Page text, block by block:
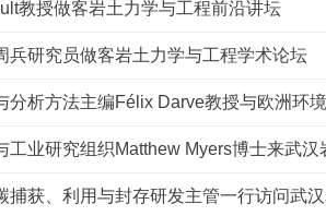
教授做客岩土力学与工程前沿讲坛
兵研究员做客岩土力学与工程学术论坛
分析方法主编Félix Darve教授与欧洲环
工业研究组织Matthew Myers博士来武汉
捕获、利用与封存研发主管一行访问武